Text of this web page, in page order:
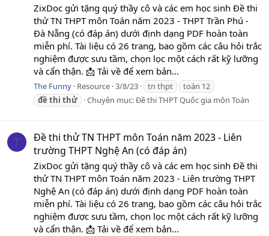
ZixDoc gửi tặng quý thầy cô và các em học sinh Đề thi
thử TN THPT môn Toán năm 2023 - THPT Trần Phú -
Đà Nẵng (có đáp án) dưới định dạng PDF hoàn toàn
miễn phí. Tài liệu có 26 trang, bao gồm các câu hỏi trắc
nghiệm được sưu tầm, chọn lọc một cách rất kỹ lưỡng
và cẩn thận. 📩 Tải về để xem bản...
The Funny Resource 3/8/23 tn thpt
toán 12
đề thi thử Chuyên mục:Đề thi THPT Quốc gia môn Toán
T
Đề thi thử TN THPT môn Toán năm 2023 - Liên
trường THPT Nghệ An (có đáp án)
ZixDoc gửi tặng quý thầy cô và các em học sinh Đề thi
thử TN THPT môn Toán năm 2023 - Liên trường THPT
Nghệ An (có đáp án) dưới định dạng PDF hoàn toàn
miễn phí. Tài liệu có 26 trang, bao gồm các câu hỏi trắc
nghiệm được sưu tầm, chọn lọc một cách rất kỹ lưỡng
và cẩn thận. 📩 Tải về để xem bản...